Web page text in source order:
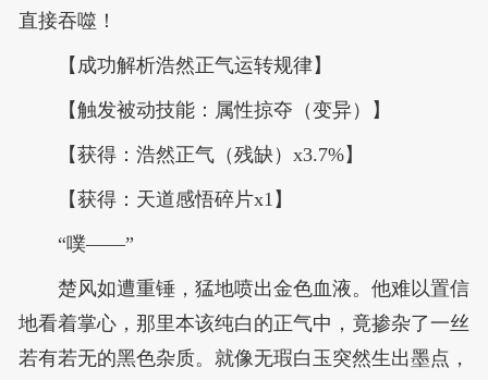
直接吞噬！
【成功解析浩然正气运转规律】
【触发被动技能：属性掠夺（变异）】
【获得：浩然正气（残缺）x3.7%】
【获得：天道感悟碎片x1】
“噗——”
楚风如遭重锤，猛地喷出金色血液。他难以置信
地看着掌心，那里本该纯白的正气中，竟掺杂了一丝
若有若无的黑色杂质。就像无瑕白玉突然生出墨点，